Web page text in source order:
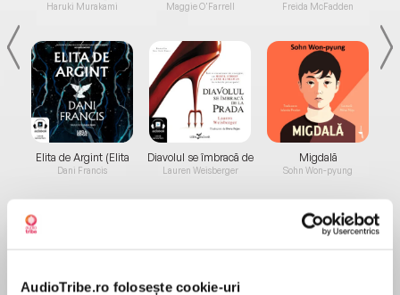
AudioTribe.ro folosește cookie-uri
Haruki Murakami
Elita de Argint (Elita
de...
Dani Francis
Maggie O'Farrell
Diavolul se îmbracă de
la...
Lauren Weisberger
Freida McFadden
Migdală
Sohn Won-pyung